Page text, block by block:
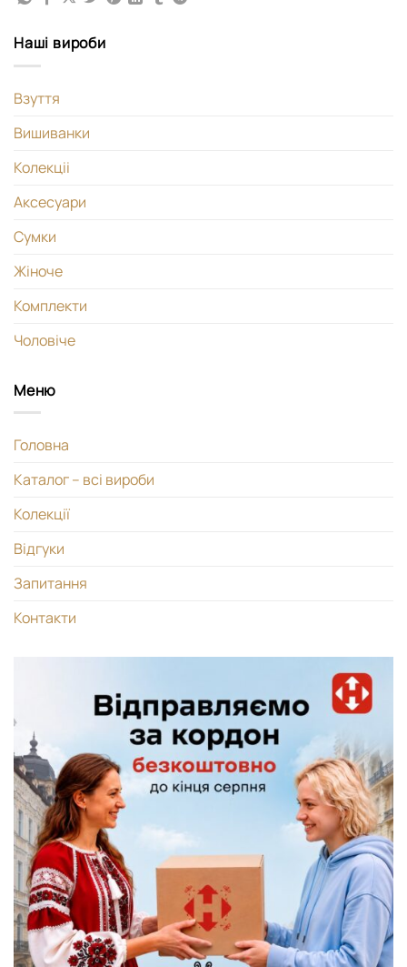
Наші вироби
Взуття
Вишиванки
Колекціі
Аксесуари
Сумки
Жіноче
Комплекти
Чоловіче
Меню
Головна
Каталог – всі вироби
Колекції
Відгуки
Запитання
Контакти